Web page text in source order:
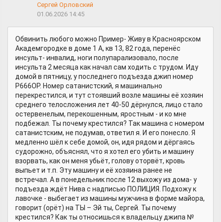
Сергей Орловский
01.06.2026 14:45
Обвинить любого можно Пример- Живу в Красноярском
Академгородке в доме 1 А, кв 13, 82 года, перенёс
инсульт- инвалид, ноги полупарализовало, после
инсульта 2 месяца как начал сам ходить с трудом. Иду
домой в пятницу, у последнего подъезда джип номер
Р666ОР. Номер сатанистский, я машинально
перекрестился, и тут стоявший возле машины её хозяин
среднего телосложения лет 40-50 дёрнулся, лицо стало
остервенелым, перекошенным, яростным - и ко мне
подбежал. Ты почему крестился? Так машина с номером
сатанистским, не подумав, ответил я. И его понесло. Я
медленно шёл к себе домой, он, идя рядом и дёргаясь
судорожно, объяснял, что я хотел его убить и машину
взорвать, как он меня убьёт, голову оторвёт, кровь
выпьет и т.п. Эту машину и её хозяина ранее не
встречал. А в понедельник после 12 выхожу из дома- у
подъезда ждёт Нива с надписью ПОЛИЦИЯ. Подхожу к
лавочке - выбегает из машины мужчина в форме майора,
говорит (орёт) на ТЫ – Эй ты, Сергей. Ты почему
крестился? Как ты относишься к владельцу джипа №